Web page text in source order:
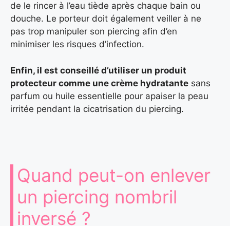
de le rincer à l’eau tiède après chaque bain ou
douche. Le porteur doit également veiller à ne
pas trop manipuler son piercing afin d’en
minimiser les risques d’infection.
Enfin, il est conseillé d’utiliser un produit
protecteur comme une crème hydratante sans
parfum ou huile essentielle pour apaiser la peau
irritée pendant la cicatrisation du piercing.
Quand peut-on enlever
un piercing nombril
inversé ?